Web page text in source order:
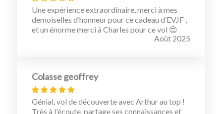
Une expérience extraordinaire, merci à mes
demoiselles d’honneur pour ce cadeau d’EVJF ,
et un énorme merci à Charles pour ce vol 😍
Août 2025
Colasse geoffrey
Génial, vol de découverte avec Arthur au top !
Très à l'écoute, partage ses connaissances et